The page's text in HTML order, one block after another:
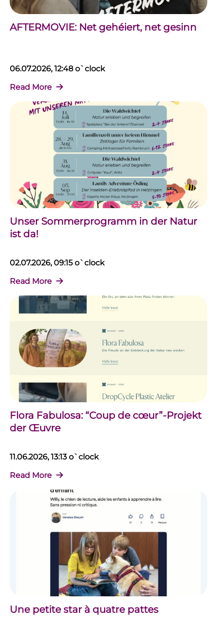
AFTERMOVIE: Net gehéiert, net gesinn
06.07.2026, 12:48 o`clock
Read More
Unser Sommerprogramm in der Natur
ist da!
02.07.2026, 09:15 o`clock
Read More
Flora Fabulosa: “Coup de cœur”-Projekt
der Œuvre
11.06.2026, 13:13 o`clock
Read More
Une petite star à quatre pattes